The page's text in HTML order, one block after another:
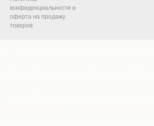
конфиденциальности и
оферта на продажу
товаров